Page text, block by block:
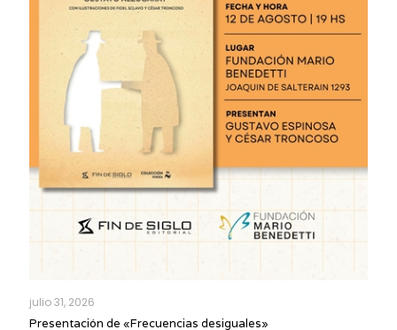
julio 31, 2026
Presentación de «Frecuencias desiguales»